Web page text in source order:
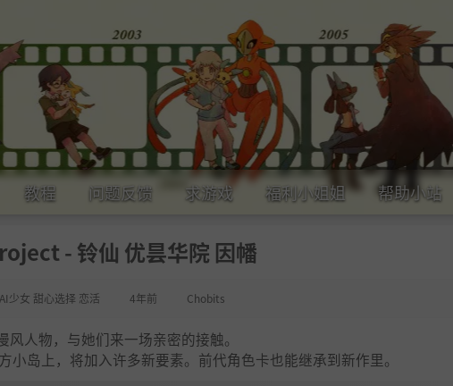
教程 问题反馈 求游戏 福利小姐姐 帮助小站
- 铃仙 优昙华院 因幡
少女 甜心选择 恋活 4年前 Chobits
人物，与她们来一场亲密的接触。
岛上，将加入许多新要素。前代角色卡也能继承到新作里。